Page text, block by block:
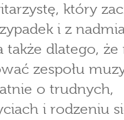
który
i z
także dlatego, że
zespołu
o trudnych,
i rodzeniu